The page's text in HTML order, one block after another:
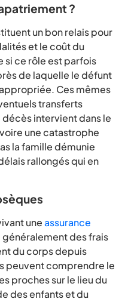
?
un bon relais pour
et le coût du
si ce rôle est parfois
de laquelle le défunt
Ces mêmes
transferts
intervient dans le
une catastrophe
la famille démunie
rallongés qui en
uneassurance
des frais
du corps depuis
peuvent comprendre le
proches sur le lieu du
des enfants et du